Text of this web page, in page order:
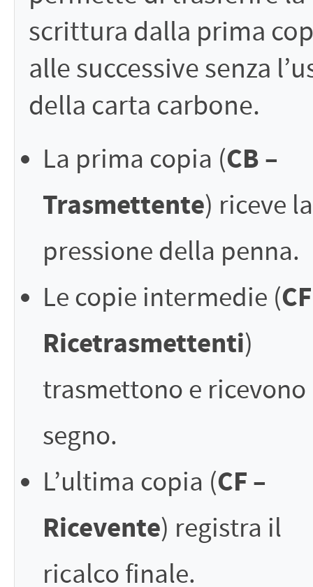
scrittura dalla prima
alle successive senza
della carta carbone.
La prima copia (CB –
Trasmettente) riceve la
pressione della penna.
Le copie intermedie (
Ricetrasmettenti)
trasmettono e
segno.
L’ultima copia (CF –
Ricevente) registra il
ricalco finale.